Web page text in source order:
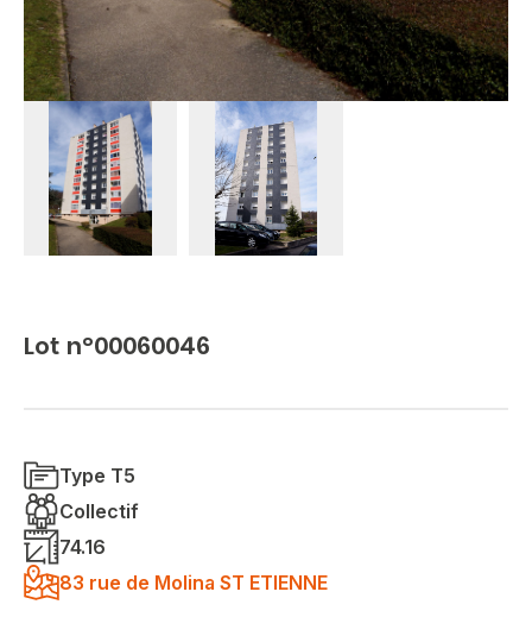
Lot n°00060046
Type T5
Collectif
74.16
83 rue de Molina ST ETIENNE